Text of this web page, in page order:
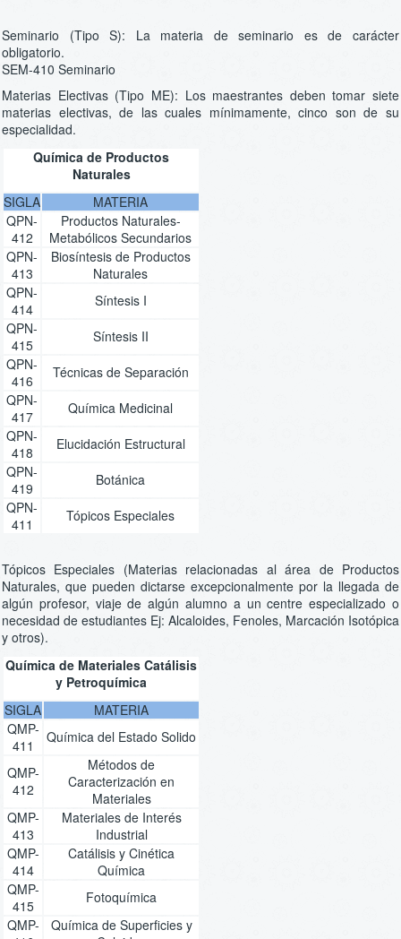
Seminario (Tipo S): La materia de seminario es de carácter
obligatorio.
SEM-410 Seminario
Materias Electivas (Tipo ME): Los maestrantes deben tomar siete
materias electivas, de las cuales mínimamente, cinco son de su
especialidad.
Química de Productos
Naturales
SIGLA
MATERIA
QPN-
412
Productos Naturales-
Metabólicos Secundarios
QPN-
413
Biosíntesis de Productos
Naturales
QPN-
414
Síntesis I
QPN-
415
Síntesis II
QPN-
416
Técnicas de Separación
QPN-
417
Química Medicinal
QPN-
418
Elucidación Estructural
QPN-
419
Botánica
QPN-
411
Tópicos Especiales
Tópicos Especiales (Materias relacionadas al área de Productos
Naturales, que pueden dictarse excepcionalmente por la llegada de
algún profesor, viaje de algún alumno a un centre especializado o
necesidad de estudiantes Ej: Alcaloides, Fenoles, Marcación Isotópica
y otros).
Química de Materiales Catálisis
y Petroquímica
SIGLA
MATERIA
QMP-
411
Química del Estado Solido
QMP-
412
Métodos de
Caracterización en
Materiales
QMP-
413
Materiales de Interés
Industrial
QMP-
414
Catálisis y Cinética
Química
QMP-
415
Fotoquímica
QMP-
Química de Superficies y